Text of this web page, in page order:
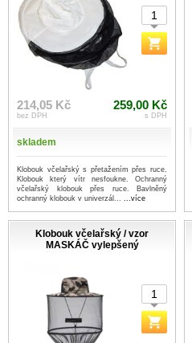
214,05 Kč
bez DPH
259,00 Kč
s DPH
skladem
Klobouk včelařský s přetažením přes ruce.
Klobouk který vítr nesfoukne. Ochranný
včelařský klobouk přes ruce. Bavlněný
ochranný klobouk v univerzál... ...více
Klobouk včelařský / vzor
MASKÁČ vylepšený